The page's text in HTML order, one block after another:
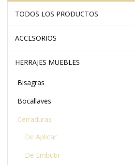
TODOS LOS PRODUCTOS
ACCESORIOS
HERRAJES MUEBLES
Bisagras
Bocallaves
Cerraduras
De Aplicar
De Embutir